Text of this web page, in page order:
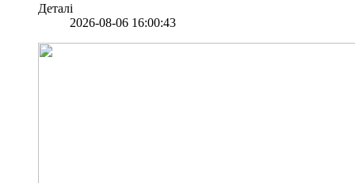
Деталі
2026-08-06 16:00:43